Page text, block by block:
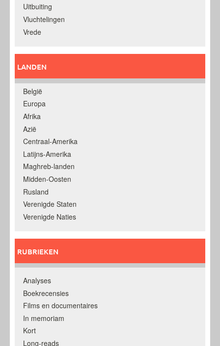
Uitbuiting
Vluchtelingen
Vrede
LANDEN
België
Europa
Afrika
Azië
Centraal-Amerika
Latijns-Amerika
Maghreb-landen
Midden-Oosten
Rusland
Verenigde Staten
Verenigde Naties
RUBRIEKEN
Analyses
Boekrecensies
Films en documentaires
In memoriam
Kort
Long-reads